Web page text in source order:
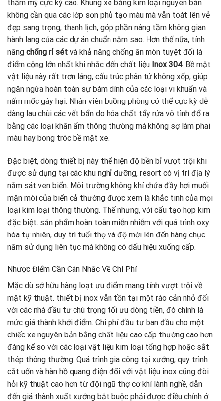
thẩm mỹ cực kỳ cao. Khung xe bằng kim loại nguyên bản
không cần qua các lớp sơn phủ tạo màu mà vẫn toát lên vẻ
đẹp sang trọng, thanh lịch, góp phần nâng tầm không gian
hành lang của các dự án chuẩn năm sao. Hơn thế nữa, tính
năng chống rỉ sét và khả năng chống ăn mòn tuyệt đối là
điểm cộng lớn nhất khi nhắc đến chất liệu Inox 304. Bề mặt
vật liệu này rất trơn láng, cấu trúc phân tử không xốp, giúp
ngăn ngừa hoàn toàn sự bám dính của các loại vi khuẩn và
nấm mốc gây hại. Nhân viên buồng phòng có thể cực kỳ dễ
dàng lau chùi các vết bẩn do hóa chất tẩy rửa vô tình đổ ra
bằng các loại khăn ẩm thông thường mà không sợ làm phai
màu hay bong tróc bề mặt xe.
Đặc biệt, dòng thiết bị này thể hiện độ bền bỉ vượt trội khi
được sử dụng tại các khu nghỉ dưỡng, resort có vị trí địa lý
nằm sát ven biển. Môi trường không khí chứa đầy hơi muối
mặn mòi của biển cả thường được xem là khắc tinh của mọi
loại kim loại thông thường. Thế nhưng, với cấu tạo hợp kim
đặc biệt, sản phẩm hoàn toàn miễn nhiễm với quá trình oxy
hóa tự nhiên, duy trì tuổi thọ và độ mới lên đến hàng chục
năm sử dụng liên tục mà không có dấu hiệu xuống cấp.
Nhược Điểm Cần Cân Nhắc Về Chi Phí
Mặc dù sở hữu hàng loạt ưu điểm mang tính vượt trội về
mặt kỹ thuật, thiết bị inox vẫn tồn tại một rào cản nhỏ đối
với các nhà đầu tư chú trọng tối ưu dòng tiền, đó chính là
mức giá thành khởi điểm. Chi phí đầu tư ban đầu cho một
chiếc xe nguyên bản bằng chất liệu cao cấp thường cao hơn
đáng kể so với các loại vật liệu kim loại tổng hợp hoặc sắt
thép thông thường. Quá trình gia công tại xưởng, quy trình
cắt uốn và hàn hồ quang điện đối với vật liệu inox cũng đòi
hỏi kỹ thuật cao hơn từ đội ngũ thợ cơ khí lành nghề, dẫn
đến giá thành xuất xưởng bắt buộc phải được điều chỉnh ở